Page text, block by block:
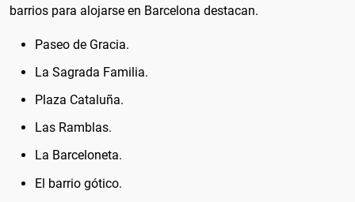
barrios para alojarse en Barcelona destacan.
Paseo de Gracia.
La Sagrada Familia.
Plaza Cataluña.
Las Ramblas.
La Barceloneta.
El barrio gótico.